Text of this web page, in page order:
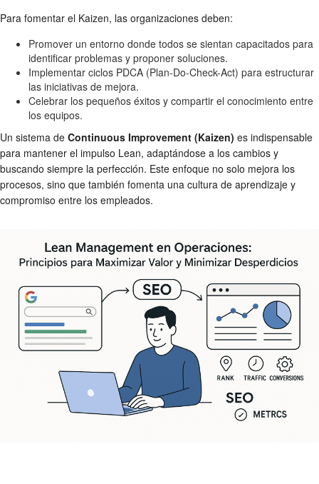
Para fomentar el Kaizen, las organizaciones deben:
Promover un entorno donde todos se sientan capacitados para
identificar problemas y proponer soluciones.
Implementar ciclos PDCA (Plan-Do-Check-Act) para estructurar
las iniciativas de mejora.
Celebrar los pequeños éxitos y compartir el conocimiento entre
los equipos.
Un sistema de Continuous Improvement (Kaizen) es indispensable
para mantener el impulso Lean, adaptándose a los cambios y
buscando siempre la perfección. Este enfoque no solo mejora los
procesos, sino que también fomenta una cultura de aprendizaje y
compromiso entre los empleados.